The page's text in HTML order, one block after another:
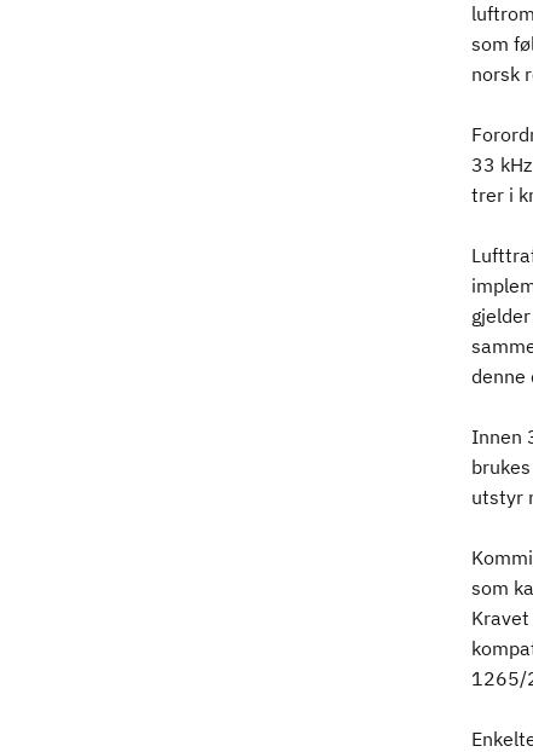
som
norsk
33
trer i
denne
Innen
utstyr
som
1265/